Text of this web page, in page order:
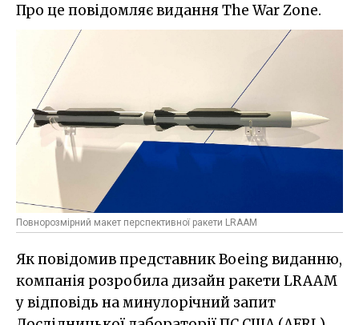
Про це повідомляє видання The War Zone.
Повнорозмірний макет перспективної ракети LRAAM
Як повідомив представник Boeing виданню,
компанія розробила дизайн ракети LRAAM
у відповідь на минулорічний запит